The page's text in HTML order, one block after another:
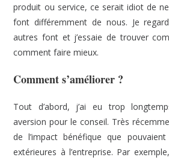
produit ou service, ce serait idiot de
font différemment de nous. Je
autres font et j’essaie de trouver
comment faire mieux.
Comment s’améliorer ?
Tout d’abord, j’ai eu trop
aversion pour le conseil. Très
de l’impact bénéfique que
extérieures à l’entreprise. Par